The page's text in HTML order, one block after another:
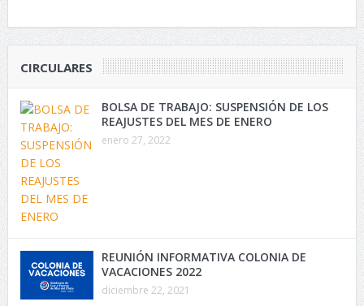
CIRCULARES
BOLSA DE TRABAJO: SUSPENSIÓN DE LOS
REAJUSTES DEL MES DE ENERO
enero 27, 2022
REUNIÓN INFORMATIVA COLONIA DE
VACACIONES 2022
diciembre 22, 2021